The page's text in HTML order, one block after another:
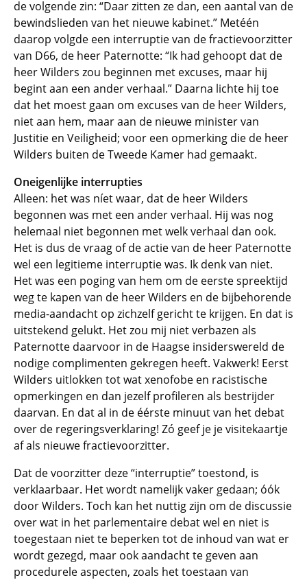
de volgende zin: “Daar zitten ze dan, een aantal van de
bewindslieden van het nieuwe kabinet.” Metéén
daarop volgde een interruptie van de fractievoorzitter
van D66, de heer Paternotte: “Ik had gehoopt dat de
heer Wilders zou beginnen met excuses, maar hij
begint aan een ander verhaal.” Daarna lichte hij toe
dat het moest gaan om excuses van de heer Wilders,
niet aan hem, maar aan de nieuwe minister van
Justitie en Veiligheid; voor een opmerking die de heer
Wilders buiten de Tweede Kamer had gemaakt.
Oneigenlijke interrupties
Alleen: het was níet waar, dat de heer Wilders
begonnen was met een ander verhaal. Hij was nog
helemaal niet begonnen met welk verhaal dan ook.
Het is dus de vraag of de actie van de heer Paternotte
wel een legitieme interruptie was. Ik denk van niet.
Het was een poging van hem om de eerste spreektijd
weg te kapen van de heer Wilders en de bijbehorende
media-aandacht op zichzelf gericht te krijgen. En dat is
uitstekend gelukt. Het zou mij niet verbazen als
Paternotte daarvoor in de Haagse insiderswereld de
nodige complimenten gekregen heeft. Vakwerk! Eerst
Wilders uitlokken tot wat xenofobe en racistische
opmerkingen en dan jezelf profileren als bestrijder
daarvan. En dat al in de éérste minuut van het debat
over de regeringsverklaring! Zó geef je je visitekaartje
af als nieuwe fractievoorzitter.
Dat de voorzitter deze “interruptie” toestond, is
verklaarbaar. Het wordt namelijk vaker gedaan; óók
door Wilders. Toch kan het nuttig zijn om de discussie
over wat in het parlementaire debat wel en niet is
toegestaan niet te beperken tot de inhoud van wat er
wordt gezegd, maar ook aandacht te geven aan
procedurele aspecten, zoals het toestaan van